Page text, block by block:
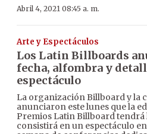
Abril 4, 2021 08:45 a. m.
Arte y Espectáculos
Los Latin Billboards
fecha, alfombra y
espectáculo
La organización Billboard y la
anunciaron este lunes que la
Premios Latin Billboard tendrá
consistirá en un espectáculo